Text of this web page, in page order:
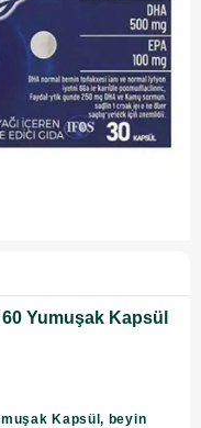
Yumuşak Kapsül
Kapsül, beyin